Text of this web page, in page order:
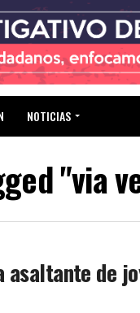
NOTICIAS
"via
asaltante de